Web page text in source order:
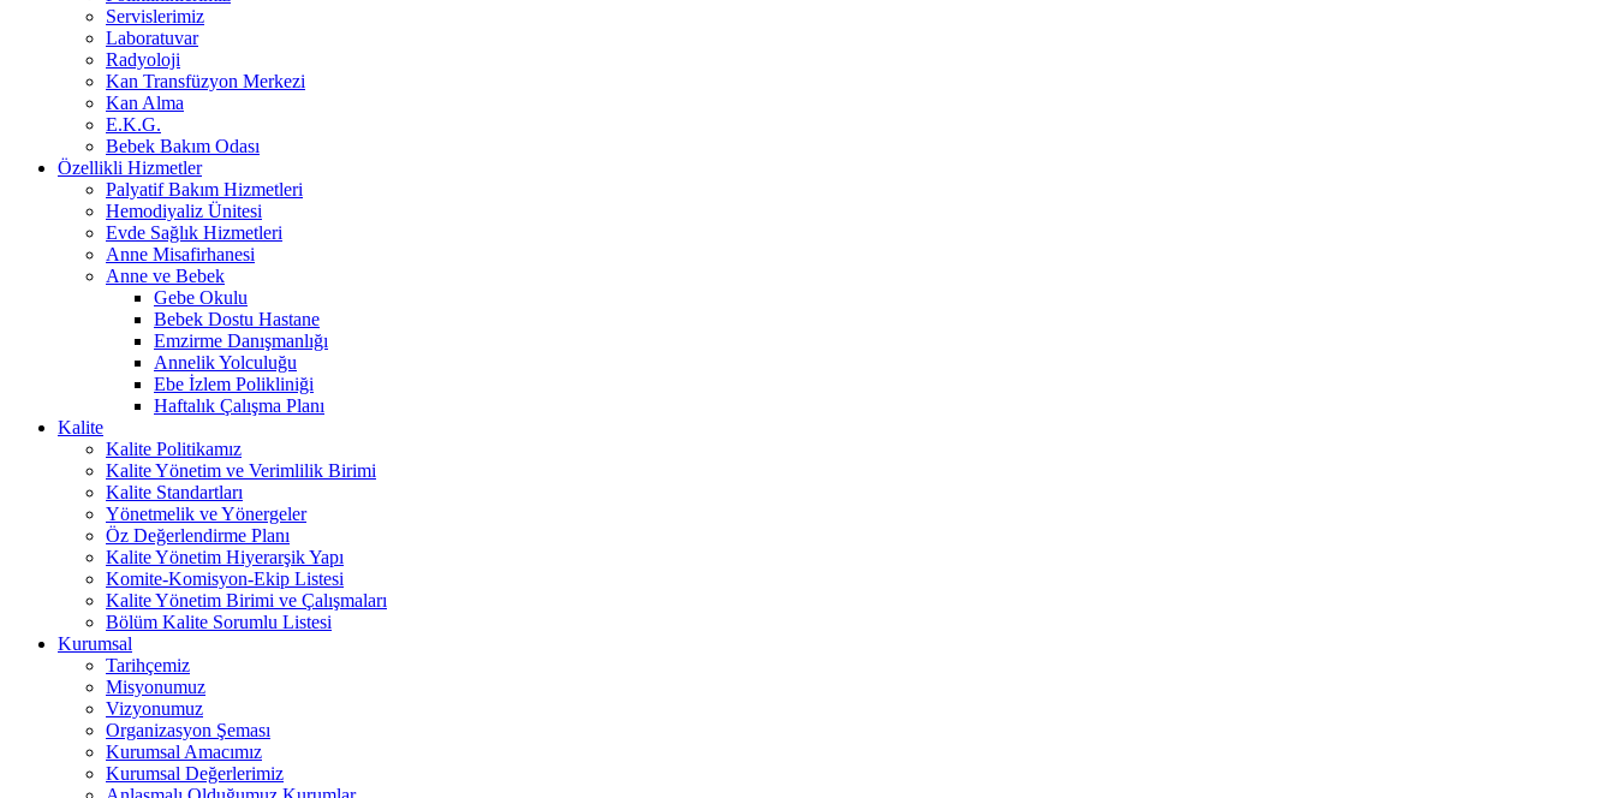
Servislerimiz
Laboratuvar
Radyoloji
Kan Transfüzyon Merkezi
Kan Alma
E.K.G.
Bebek Bakım Odası
Özellikli Hizmetler
Palyatif Bakım Hizmetleri
Hemodiyaliz Ünitesi
Evde Sağlık Hizmetleri
Anne Misafirhanesi
Anne ve Bebek
Gebe Okulu
Bebek Dostu Hastane
Emzirme Danışmanlığı
Annelik Yolculuğu
Ebe İzlem Polikliniği
Haftalık Çalışma Planı
Kalite
Kalite Politikamız
Kalite Yönetim ve Verimlilik Birimi
Kalite Standartları
Yönetmelik ve Yönergeler
Öz Değerlendirme Planı
Kalite Yönetim Hiyerarşik Yapı
Komite-Komisyon-Ekip Listesi
Kalite Yönetim Birimi ve Çalışmaları
Bölüm Kalite Sorumlu Listesi
Kurumsal
Tarihçemiz
Misyonumuz
Vizyonumuz
Organizasyon Şeması
Kurumsal Amacımız
Kurumsal Değerlerimiz